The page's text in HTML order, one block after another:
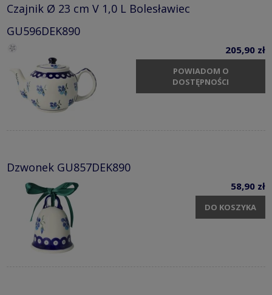
Czajnik Ø 23 cm V 1,0 L Bolesławiec
GU596DEK890
205,90 zł
POWIADOM O
DOSTĘPNOŚCI
Dzwonek GU857DEK890
58,90 zł
DO KOSZYKA